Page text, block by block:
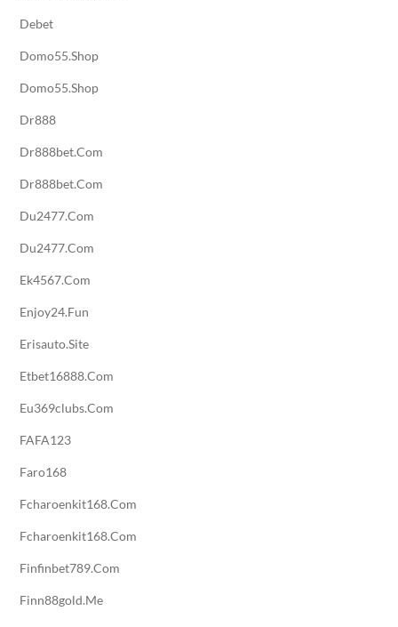
Debet
Domo55.shop
Domo55.shop
Dr888
Dr888bet.com
Dr888bet.com
Du2477.com
Du2477.com
Ek4567.com
Enjoy24.fun
Erisauto.site
Etbet16888.com
Eu369clubs.com
FAFA123
Faro168
Fcharoenkit168.com
Fcharoenkit168.com
Finfinbet789.com
Finn88gold.me